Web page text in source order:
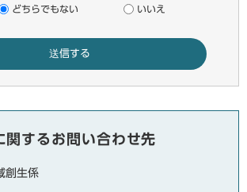
どちらでもない いいえ
関するお問い合わせ先
創生係